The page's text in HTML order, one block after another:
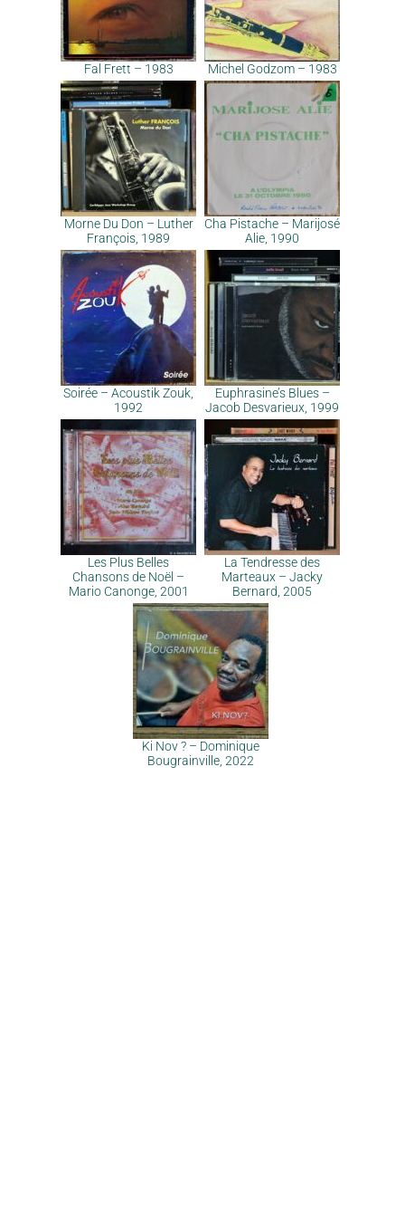
Fal Frett – 1983 Michel Godzom – 1983
Morne Du Don – Luther
François, 1989
Cha Pistache – Marijosé
Alie, 1990
Soirée – Acoustik Zouk,
1992
Euphrasine’s Blues –
Jacob Desvarieux, 1999
Les Plus Belles
Chansons de Noël –
Mario Canonge, 2001
La Tendresse des
Marteaux – Jacky
Bernard, 2005
Ki Nov ? – Dominique
Bougrainville, 2022